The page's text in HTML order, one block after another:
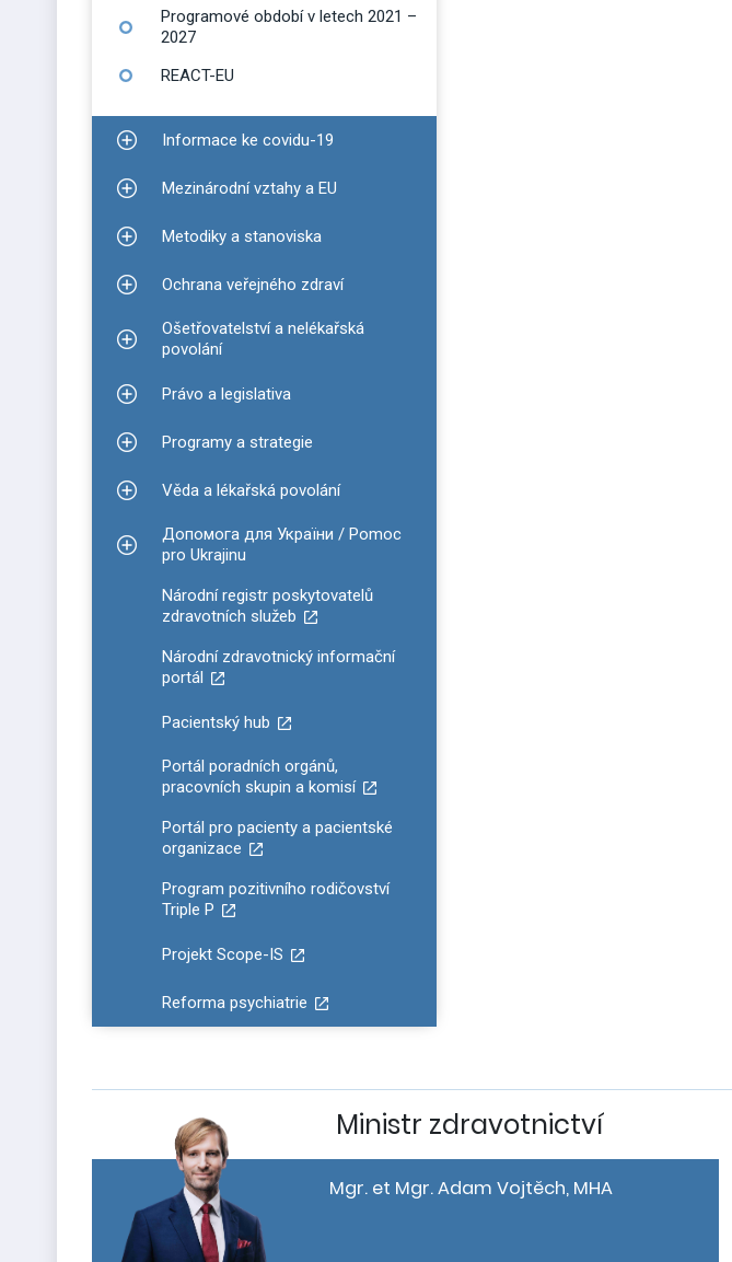
Programové období v letech 2021 –
2027
REACT-EU
Zobrazit podmenu pro Informace ke covidu-19
Informace ke covidu-19
Zobrazit podmenu pro Mezinárodní vztahy a EU
Mezinárodní vztahy a EU
Zobrazit podmenu pro Metodiky a stanoviska
Metodiky a stanoviska
Zobrazit podmenu pro Ochrana veřejného zdraví
Ochrana veřejného zdraví
Zobrazit podmenu pro Ošetřovatelství a nelékařská povolání
Ošetřovatelství a nelékařská
povolání
Zobrazit podmenu pro Právo a legislativa
Právo a legislativa
Zobrazit podmenu pro Programy a strategie
Programy a strategie
Zobrazit podmenu pro Věda a lékařská povolání
Věda a lékařská povolání
Zobrazit podmenu pro Допомога для України / Pomoc pro Ukrajinu
Допомога для України / Pomoc
pro Ukrajinu
Národní registr poskytovatelů
zdravotních služeb
Národní zdravotnický informační
portál
Pacientský hub
Portál poradních orgánů,
pracovních skupin a komisí
Portál pro pacienty a pacientské
organizace
Program pozitivního rodičovství
Triple P
Projekt Scope-IS
Reforma psychiatrie
Ministr zdravotnictví
Mgr. et Mgr. Adam Vojtěch, MHA